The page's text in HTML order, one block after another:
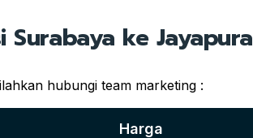
Surabaya ke Jayapura
hubungi team marketing :
Harga